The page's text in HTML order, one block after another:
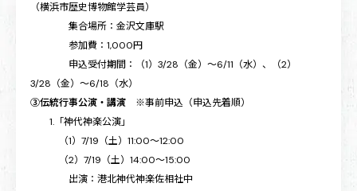
（横浜市歴史博物館学芸員）
集合場所：金沢文庫駅
参加費：1,000円
申込受付期間：（1）3/28（金）～6/11（水）、（2）
3/28（金）～6/18（水）
③伝統行事公演・講演※事前申込（申込先着順）
1.「神代神楽公演」
（1）7/19（土）11:00～12:00
（2）7/19（土）14:00～15:00
出演：港北神代神楽佐相社中